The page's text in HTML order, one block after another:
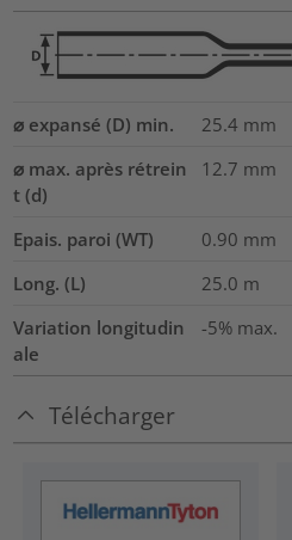
⌀ expansé (D) min. 25.4 mm
⌀ max. après rétrein
t (d)
12.7 mm
Epais. paroi (WT) 0.90 mm
Long. (L)
25.0 m
Variation longitudin
ale
-5% max.
Télécharger